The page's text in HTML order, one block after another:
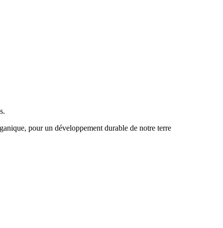
pour un développement durable de notre terre